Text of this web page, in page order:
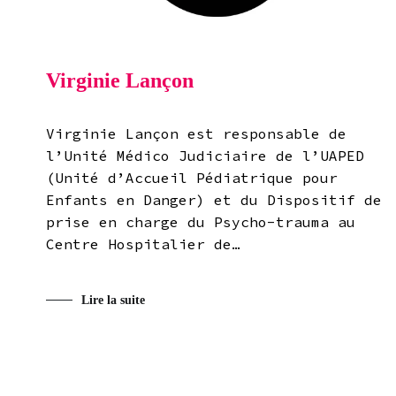
Virginie Lançon
Virginie Lançon est responsable de
l’Unité Médico Judiciaire de l’UAPED
(Unité d’Accueil Pédiatrique pour
Enfants en Danger) et du Dispositif de
prise en charge du Psycho-trauma au
Centre Hospitalier de…
Lire la suite